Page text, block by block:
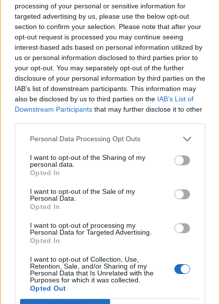
processing of your personal or sensitive information for
targeted advertising by us, please use the below opt-out
section to confirm your selection. Please note that after your
opt-out request is processed you may continue seeing
interest-based ads based on personal information utilized by
us or personal information disclosed to third parties prior to
your opt-out. You may separately opt-out of the further
disclosure of your personal information by third parties on the
IAB’s list of downstream participants. This information may
also be disclosed by us to third parties on the IAB’s List of
Downstream Participants that may further disclose it to other
Personal Data Processing Opt Outs
I want to opt-out of the Sharing of my
personal data.
Opted In
I want to opt-out of the Sale of my
Personal Data.
Opted In
I want to opt-out of processing my
Personal Data for Targeted Advertising.
Opted In
I want to opt-out of Collection, Use,
Retention, Sale, and/or Sharing of my
Personal Data that Is Unrelated with the
Purposes for which it was collected.
Opted Out
15:35
«Τα λουλούδια μιλούν» του Βασίλη Ξημέρη
15:26
Οδήγηση με σαγιονάρες: Επιτρέπεται τελικά ή
κινδυνεύεις με πρόστιμο;
15:03
Σκέρτσος: Από τον Δεκέμβριο του 2018 έως τον
Δεκέμβριο του 2025 οι καταθέσεις φυσικών προσώπων
των μαρμάρων του Παναθηναϊκού Σταδίου
POS και ταμειακές: βαριά πρόστιμα για όσους δε
συμμορφώνονται
To Moonlight Serenade στο καφέ του Αρχαιολογικού
Μουσείου Χανίων
ΠΕΡΙΣΣΟΤΕΡΑ